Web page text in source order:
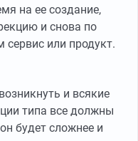
на ее создание,
и снова по
сервис или продукт.
и всякие
типа все должны
будет сложнее и